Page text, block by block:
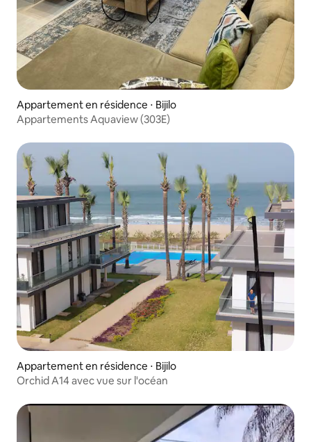
Appartement en résidence ⋅ Bijilo
Appartements Aquaview (303E)
Appartement en résidence ⋅ Bijilo
Orchid A14 avec vue sur l'océan